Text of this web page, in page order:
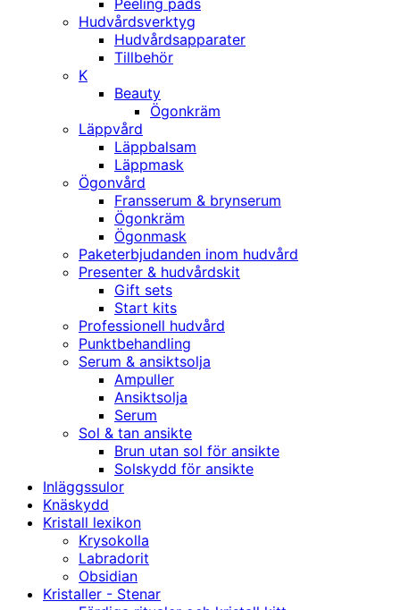
Peeling pads
Hudvårdsverktyg
Hudvårdsapparater
Tillbehör
K
Beauty
Ögonkräm
Läppvård
Läppbalsam
Läppmask
Ögonvård
Fransserum & brynserum
Ögonkräm
Ögonmask
Paketerbjudanden inom hudvård
Presenter & hudvårdskit
Gift sets
Start kits
Professionell hudvård
Punktbehandling
Serum & ansiktsolja
Ampuller
Ansiktsolja
Serum
Sol & tan ansikte
Brun utan sol för ansikte
Solskydd för ansikte
Inläggssulor
Knäskydd
Kristall lexikon
Krysokolla
Labradorit
Obsidian
Kristaller - Stenar